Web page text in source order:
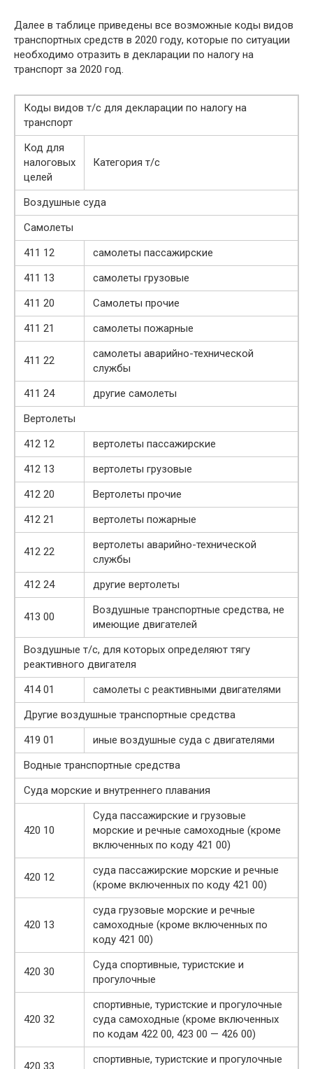
Далее в таблице приведены все возможные коды видов
транспортных средств в 2020 году, которые по ситуации
необходимо отразить в декларации по налогу на
транспорт за 2020 год.
Коды видов т/с для декларации по налогу на
транспорт
Код для
налоговых
целей
Категория т/с
Воздушные суда
Самолеты
411 12
самолеты пассажирские
411 13
самолеты грузовые
411 20
Самолеты прочие
411 21
самолеты пожарные
411 22
самолеты аварийно-технической
службы
411 24
другие самолеты
Вертолеты
412 12
вертолеты пассажирские
412 13
вертолеты грузовые
412 20
Вертолеты прочие
412 21
вертолеты пожарные
412 22
вертолеты аварийно-технической
службы
412 24
другие вертолеты
413 00
Воздушные транспортные средства, не
имеющие двигателей
Воздушные т/с, для которых определяют тягу
реактивного двигателя
414 01
самолеты с реактивными двигателями
Другие воздушные транспортные средства
419 01
иные воздушные суда с двигателями
Водные транспортные средства
Суда морские и внутреннего плавания
420 10
Суда пассажирские и грузовые
морские и речные самоходные (кроме
включенных по коду 421 00)
420 12
суда пассажирские морские и речные
(кроме включенных по коду 421 00)
420 13
суда грузовые морские и речные
самоходные (кроме включенных по
коду 421 00)
420 30
Суда спортивные, туристские и
прогулочные
420 32
спортивные, туристские и прогулочные
суда самоходные (кроме включенных
по кодам 422 00, 423 00 — 426 00)
420 33
спортивные, туристские и прогулочные